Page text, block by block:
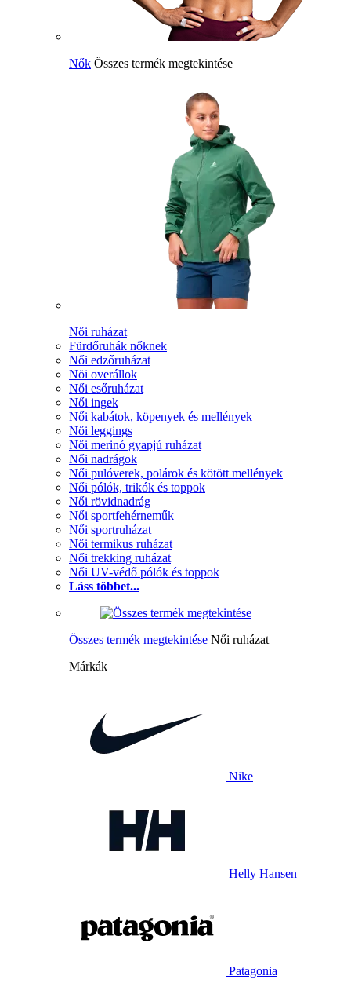
Nők Összes termék megtekintése
Női ruházat
Fürdőruhák nőknek
Női edzőruházat
Nöi overállok
Női esőruházat
Női ingek
Női kabátok, köpenyek és mellények
Női leggings
Női merinó gyapjú ruházat
Női nadrágok
Női pulóverek, polárok és kötött mellények
Női pólók, trikók és toppok
Női rövidnadrág
Női sportfehérneműk
Női sportruházat
Női termikus ruházat
Női trekking ruházat
Női UV-védő pólók és toppok
Láss többet...
Összes termék megtekintése Női ruházat
Márkák
Nike
Helly Hansen
Patagonia